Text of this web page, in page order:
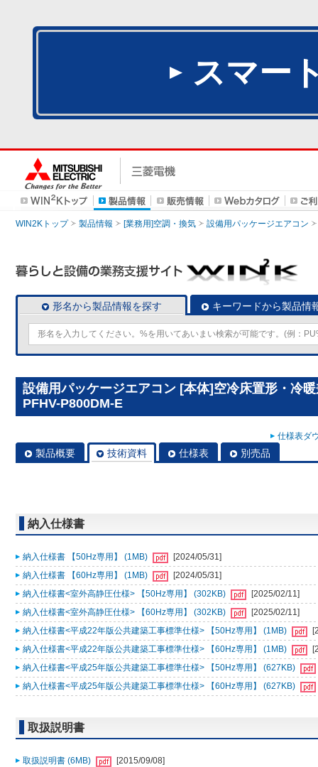
スマー
WIN2Kトップ 製品情報 [業務用]空調・換気 設備用パッケージエアコン
形名から製品情報を探す キーワードから製品情
設備用パッケージエアコン [本体]空冷床置形・冷
PFHV-P800DM-E
仕様表ダ
製品概要 技術資料 仕様表 別売品
納入仕様書
納入仕様書 【50Hz専用】 (1MB)
[2024/05/31]
納入仕様書 【60Hz専用】 (1MB)
[2024/05/31]
納入仕様書<室外高静圧仕様> 【50Hz専用】 (302KB)
[2025/02/11]
納入仕様書<室外高静圧仕様> 【60Hz専用】 (302KB)
[2025/02/11]
納入仕様書<平成22年版公共建築工事標準仕様> 【50Hz専用】 (1MB)
納入仕様書<平成22年版公共建築工事標準仕様> 【60Hz専用】 (1MB)
納入仕様書<平成25年版公共建築工事標準仕様> 【50Hz専用】 (627KB)
納入仕様書<平成25年版公共建築工事標準仕様> 【60Hz専用】 (627KB)
取扱説明書
取扱説明書 (6MB) [2015/09/08]